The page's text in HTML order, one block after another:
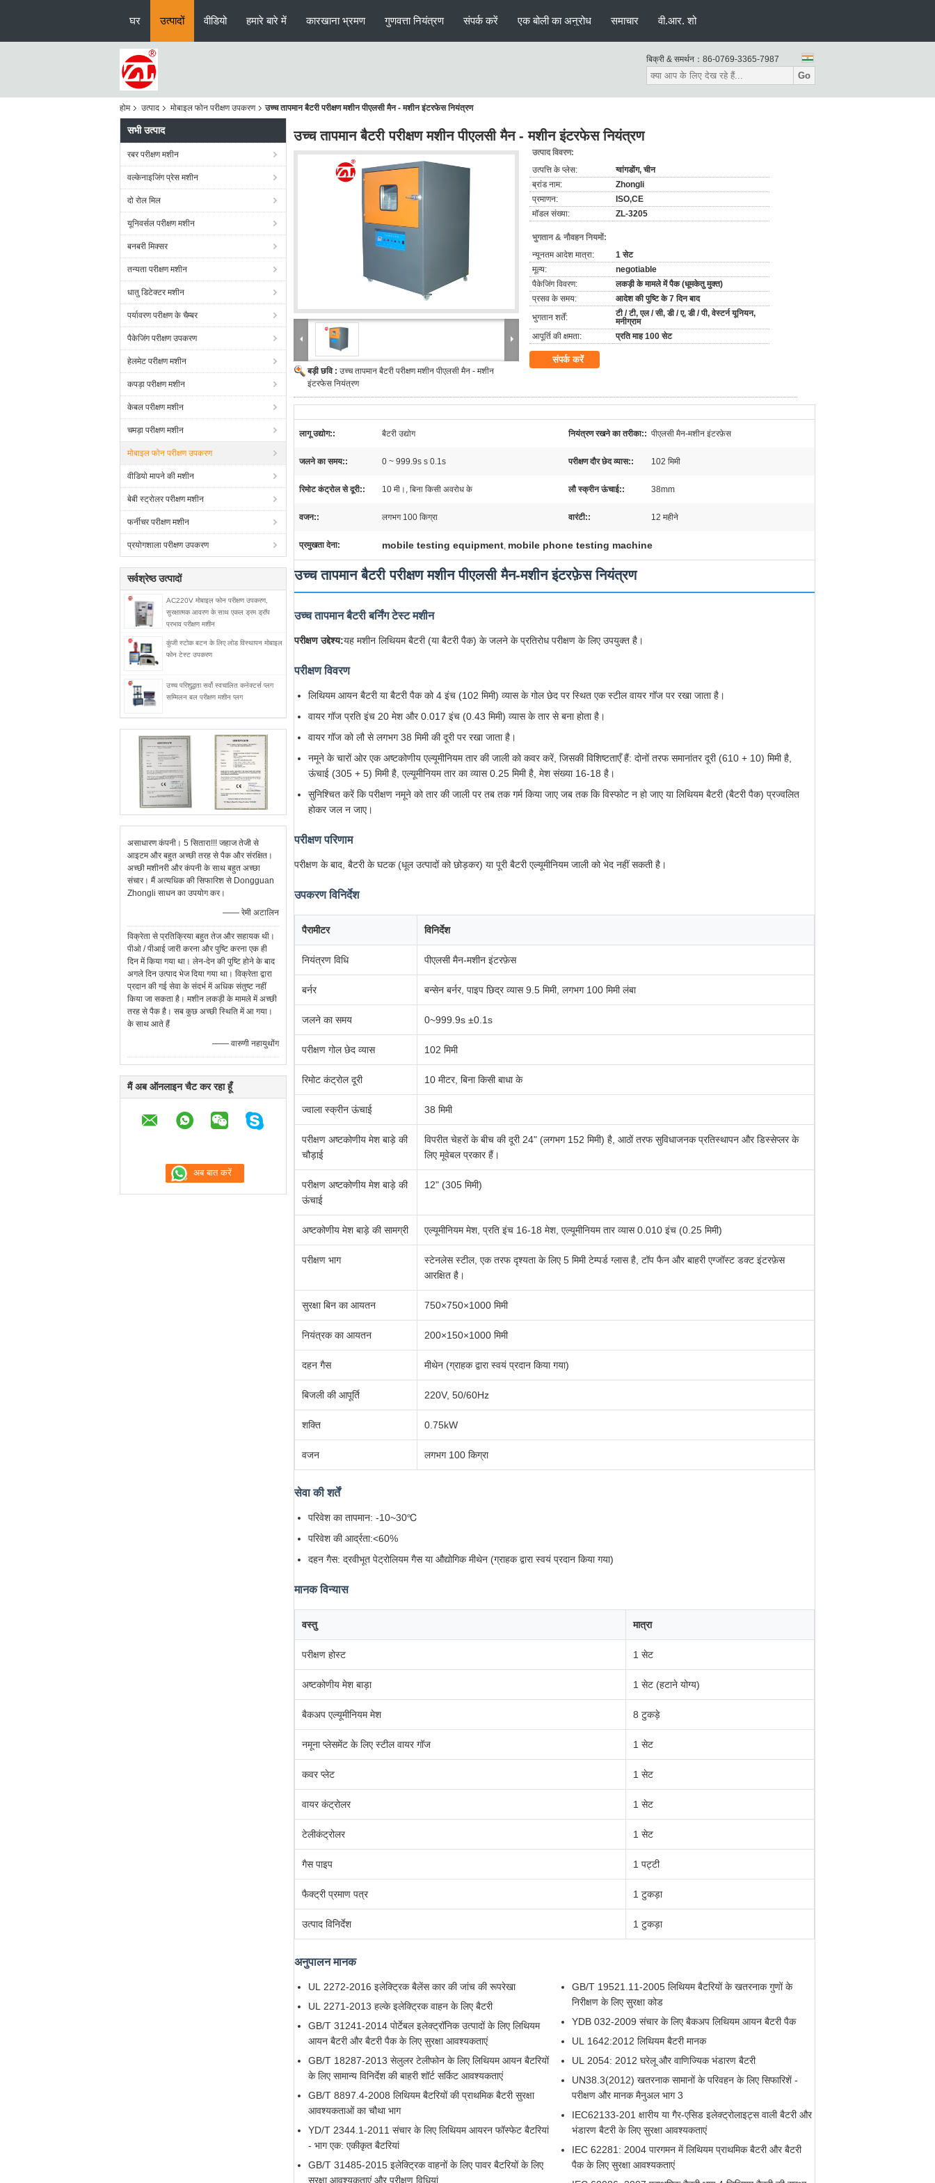
घर उत्पादों वीडियो हमारे बारे में कारखाना भ्रमण गुणवत्ता नियंत्रण संपर्क करें एक बोली का अनुरोध समाचार वी.आर. शो
बिक्री & समर्थन： 86-0769-3365-7987
Go
होम उत्पाद मोबाइल फोन परीक्षण उपकरण उच्च तापमान बैटरी परीक्षण मशीन पीएलसी मैन - मशीन इंटरफेस नियंत्रण
सभी उत्पाद
रबर परीक्षण मशीन
वल्केनाइजिंग प्रेस मशीन
दो रोल मिल
यूनिवर्सल परीक्षण मशीन
बनबरी मिक्सर
तन्यता परीक्षण मशीन
धातु डिटेक्टर मशीन
पर्यावरण परीक्षण के चैम्बर
पैकेजिंग परीक्षण उपकरण
हेलमेट परीक्षण मशीन
कपड़ा परीक्षण मशीन
केबल परीक्षण मशीन
चमड़ा परीक्षण मशीन
मोबाइल फोन परीक्षण उपकरण
वीडियो मापने की मशीन
बेबी स्ट्रोलर परीक्षण मशीन
फर्नीचर परीक्षण मशीन
प्रयोगशाला परीक्षण उपकरण
सर्वश्रेष्ठ उत्पादों
AC220V मोबाइल फोन परीक्षण उपकरण,
सुरक्षात्मक आवरण के साथ एकल ड्रम ड्रॉप
प्रभाव परीक्षण मशीन
कुंजी स्टोक बटन के लिए लोड विस्थापन मोबाइल
फोन टेस्ट उपकरण
उच्च परिशुद्धता सर्वो स्वचालित कनेक्टर्स प्लग
सम्मिलन बल परीक्षण मशीन प्लग
असाधारण कंपनी। 5 सितारा!!! जहाज तेजी से
आइटम और बहुत अच्छी तरह से पैक और संरक्षित।
अच्छी मशीनरी और कंपनी के साथ बहुत अच्छा
संचार। मैं अत्यधिक की सिफारिश से Dongguan
Zhongli साधन का उपयोग कर।
—— रेमी अटालिन
विक्रेता से प्रतिक्रिया बहुत तेज और सहायक थी।
पीओ / पीआई जारी करना और पुष्टि करना एक ही
दिन में किया गया था। लेन-देन की पुष्टि होने के बाद
अगले दिन उत्पाद भेज दिया गया था। विक्रेता द्वारा
प्रदान की गई सेवा के संदर्भ में अधिक संतुष्ट नहीं
किया जा सकता है। मशीन लकड़ी के मामले में अच्छी
तरह से पैक है। सब कुछ अच्छी स्थिति में आ गया।
के साथ आते हैं
—— वारुणी नहायुथोंग
मैं अब ऑनलाइन चैट कर रहा हूँ
उच्च तापमान बैटरी परीक्षण मशीन पीएलसी मैन - मशीन इंटरफेस नियंत्रण
बड़ी छवि : उच्च तापमान बैटरी परीक्षण मशीन पीएलसी मैन - मशीन
इंटरफेस नियंत्रण
उत्पाद विवरण:
उत्पत्ति के प्लेस:
ग्वांगडोंग, चीन
ब्रांड नाम:
Zhongli
प्रमाणन:
ISO,CE
मॉडल संख्या:
ZL-3205
भुगतान & नौवहन नियमों:
न्यूनतम आदेश मात्रा:
1 सेट
मूल्य:
negotiable
पैकेजिंग विवरण:
लकड़ी के मामले में पैक (धूमकेतु मुक्त)
प्रसव के समय:
आदेश की पुष्टि के 7 दिन बाद
भुगतान शर्तें:
टी / टी, एल / सी, डी / ए, डी / पी, वेस्टर्न यूनियन,
मनीग्राम
आपूर्ति की क्षमता:
प्रति माह 100 सेट
संपर्क करें
लागू उद्योग:: बैटरी उद्योग नियंत्रण रखने का तरीका:: पीएलसी मैन-मशीन इंटरफ़ेस
जलने का समय:: 0 ~ 999.9s s 0.1s परीक्षण दौर छेद व्यास:: 102 मिमी
रिमोट कंट्रोल से दूरी:: 10 मी।, बिना किसी अवरोध के लौ स्क्रीन ऊंचाई:: 38mm
वजन:: लगभग 100 किग्रा वारंटी:: 12 महीने
प्रमुखता देना: mobile testing equipment, mobile phone testing machine
उच्च तापमान बैटरी परीक्षण मशीन पीएलसी मैन-मशीन इंटरफ़ेस नियंत्रण
उच्च तापमान बैटरी बर्निंग टेस्ट मशीन
परीक्षण उद्देश्य:यह मशीन लिथियम बैटरी (या बैटरी पैक) के जलने के प्रतिरोध परीक्षण के लिए उपयुक्त है।
परीक्षण विवरण
लिथियम आयन बैटरी या बैटरी पैक को 4 इंच (102 मिमी) व्यास के गोल छेद पर स्थित एक स्टील वायर गॉज पर रखा जाता है।
वायर गॉज प्रति इंच 20 मेश और 0.017 इंच (0.43 मिमी) व्यास के तार से बना होता है।
वायर गॉज को लौ से लगभग 38 मिमी की दूरी पर रखा जाता है।
नमूने के चारों ओर एक अष्टकोणीय एल्यूमीनियम तार की जाली को कवर करें, जिसकी विशिष्टताएँ हैं: दोनों तरफ समानांतर दूरी (610 + 10) मिमी है,
ऊंचाई (305 + 5) मिमी है, एल्यूमीनियम तार का व्यास 0.25 मिमी है, मेश संख्या 16-18 है।
सुनिश्चित करें कि परीक्षण नमूने को तार की जाली पर तब तक गर्म किया जाए जब तक कि विस्फोट न हो जाए या लिथियम बैटरी (बैटरी पैक) प्रज्वलित
होकर जल न जाए।
परीक्षण परिणाम
परीक्षण के बाद, बैटरी के घटक (धूल उत्पादों को छोड़कर) या पूरी बैटरी एल्यूमीनियम जाली को भेद नहीं सकती है।
उपकरण विनिर्देश
पैरामीटर विनिर्देश
नियंत्रण विधि पीएलसी मैन-मशीन इंटरफ़ेस
बर्नर बन्सेन बर्नर, पाइप छिद्र व्यास 9.5 मिमी, लगभग 100 मिमी लंबा
जलने का समय 0~999.9s ±0.1s
परीक्षण गोल छेद व्यास 102 मिमी
रिमोट कंट्रोल दूरी 10 मीटर, बिना किसी बाधा के
ज्वाला स्क्रीन ऊंचाई 38 मिमी
परीक्षण अष्टकोणीय मेश बाड़े की
चौड़ाई
विपरीत चेहरों के बीच की दूरी 24" (लगभग 152 मिमी) है, आठों तरफ सुविधाजनक प्रतिस्थापन और डिस्सेप्लर के
लिए मूवेबल प्रकार हैं।
परीक्षण अष्टकोणीय मेश बाड़े की
ऊंचाई
12" (305 मिमी)
अष्टकोणीय मेश बाड़े की सामग्री एल्यूमीनियम मेश, प्रति इंच 16-18 मेश, एल्यूमीनियम तार व्यास 0.010 इंच (0.25 मिमी)
परीक्षण भाग
स्टेनलेस स्टील, एक तरफ दृश्यता के लिए 5 मिमी टेम्पर्ड ग्लास है, टॉप फैन और बाहरी एग्जॉस्ट डक्ट इंटरफ़ेस
आरक्षित है।
सुरक्षा बिन का आयतन 750×750×1000 मिमी
नियंत्रक का आयतन 200×150×1000 मिमी
दहन गैस मीथेन (ग्राहक द्वारा स्वयं प्रदान किया गया)
बिजली की आपूर्ति 220V, 50/60Hz
शक्ति 0.75kW
वजन लगभग 100 किग्रा
सेवा की शर्तें
परिवेश का तापमान: -10~30℃
परिवेश की आर्द्रता:<60%
दहन गैस: द्रवीभूत पेट्रोलियम गैस या औद्योगिक मीथेन (ग्राहक द्वारा स्वयं प्रदान किया गया)
मानक विन्यास
वस्तु मात्रा
परीक्षण होस्ट 1 सेट
अष्टकोणीय मेश बाड़ा 1 सेट (हटाने योग्य)
बैकअप एल्यूमीनियम मेश 8 टुकड़े
नमूना प्लेसमेंट के लिए स्टील वायर गॉज 1 सेट
कवर प्लेट 1 सेट
वायर कंट्रोलर 1 सेट
टेलीकंट्रोलर 1 सेट
गैस पाइप 1 पट्टी
फैक्ट्री प्रमाण पत्र 1 टुकड़ा
उत्पाद विनिर्देश 1 टुकड़ा
अनुपालन मानक
UL 2272-2016 इलेक्ट्रिक बैलेंस कार की जांच की रूपरेखा
UL 2271-2013 हल्के इलेक्ट्रिक वाहन के लिए बैटरी
GB/T 31241-2014 पोर्टेबल इलेक्ट्रॉनिक उत्पादों के लिए लिथियम
आयन बैटरी और बैटरी पैक के लिए सुरक्षा आवश्यकताएं
GB/T 18287-2013 सेलुलर टेलीफोन के लिए लिथियम आयन बैटरियों
के लिए सामान्य विनिर्देश की बाहरी शॉर्ट सर्किट आवश्यकताएं
GB/T 8897.4-2008 लिथियम बैटरियों की प्राथमिक बैटरी सुरक्षा
आवश्यकताओं का चौथा भाग
YD/T 2344.1-2011 संचार के लिए लिथियम आयरन फॉस्फेट बैटरियां
- भाग एक: एकीकृत बैटरियां
GB/T 31485-2015 इलेक्ट्रिक वाहनों के लिए पावर बैटरियों के लिए
सुरक्षा आवश्यकताएं और परीक्षण विधियां
GB/T 19521.11-2005 लिथियम बैटरियों के खतरनाक गुणों के
निरीक्षण के लिए सुरक्षा कोड
YDB 032-2009 संचार के लिए बैकअप लिथियम आयन बैटरी पैक
UL 1642:2012 लिथियम बैटरी मानक
UL 2054: 2012 घरेलू और वाणिज्यिक भंडारण बैटरी
UN38.3(2012) खतरनाक सामानों के परिवहन के लिए सिफारिशें -
परीक्षण और मानक मैनुअल भाग 3
IEC62133-201 क्षारीय या गैर-एसिड इलेक्ट्रोलाइट्स वाली बैटरी और
भंडारण बैटरी के लिए सुरक्षा आवश्यकताएं
IEC 62281: 2004 पारगमन में लिथियम प्राथमिक बैटरी और बैटरी
पैक के लिए सुरक्षा आवश्यकताएं